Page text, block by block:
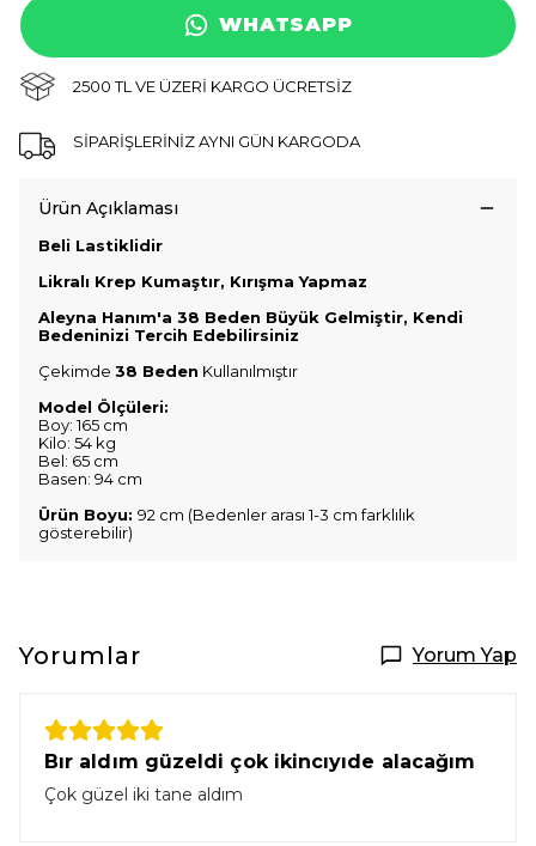
WHATSAPP
2500 TL VE ÜZERİ KARGO ÜCRETSİZ
SİPARİŞLERİNİZ AYNI GÜN KARGODA
Ürün Açıklaması
Beli Lastiklidir
Likralı Krep Kumaştır, Kırışma Yapmaz
Aleyna Hanım'a 38 Beden Büyük Gelmiştir, Kendi
Bedeninizi Tercih Edebilirsiniz
Çekimde 38 Beden Kullanılmıştır
Model Ölçüleri:
Boy: 165 cm
Kilo: 54 kg
Bel: 65 cm
Basen: 94 cm
Ürün Boyu: 92 cm (Bedenler arası 1-3 cm farklılık
gösterebilir)
Yorumlar Yorum Yap
Bır aldım güzeldi çok ikincıyıde alacağım
Çok güzel iki tane aldım